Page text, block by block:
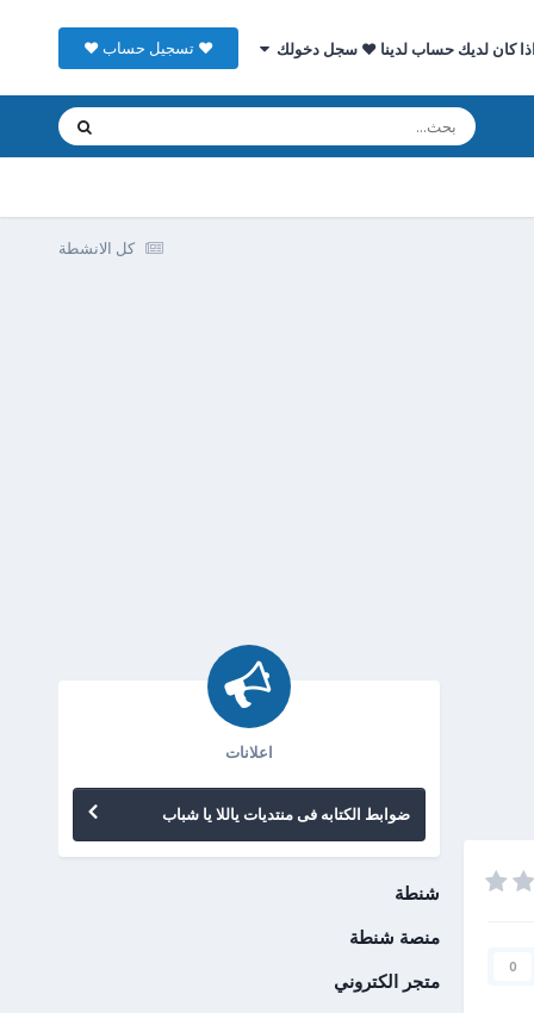
اذا كان لديك حساب لدينا ♥ سجل دخولك ♥ تسجيل حساب ♥
كل الانشطة
0
اعلانات
ضوابط الكتابه فى منتديات ياللا يا شباب
شنطة
منصة شنطة
متجر الكتروني